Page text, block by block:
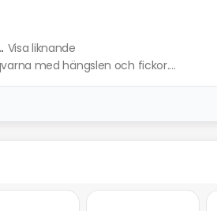
Visa liknande
med hängslen och fickor....